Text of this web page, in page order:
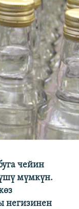
чейин
мүмкүн.
негизинен